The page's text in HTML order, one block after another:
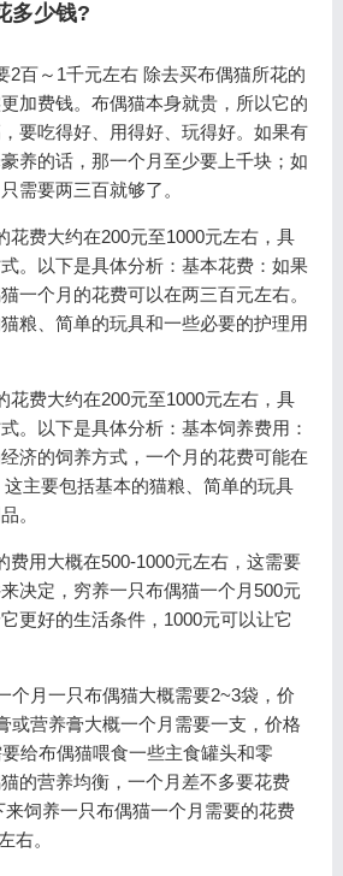
多少钱?
2百～1千元左右 除去买布偶猫所花的
加费钱。布偶猫本身就贵，所以它的
要吃得好、用得好、玩得好。如果有
养的话，那一个月至少要上千块；如
需要两三百就够了。
花费大约在200元至1000元左右，具
。以下是具体分析：基本花费：如果
一个月的花费可以在两三百元左右。
粮、简单的玩具和一些必要的护理用
花费大约在200元至1000元左右，具
。以下是具体分析：基本饲养费用：
济的饲养方式，一个月的花费可能在
这主要包括基本的猫粮、简单的玩具
。
费用大概在500-1000元左右，这需要
决定，穷养一只布偶猫一个月500元
更好的生活条件，1000元可以让它
个月一只布偶猫大概需要2~3袋，价
或营养膏大概一个月需要一支，价格
给布偶猫喂食一些主食罐头和零
的营养均衡，一个月差不多要花费
来饲养一只布偶猫一个月需要的花费
右。